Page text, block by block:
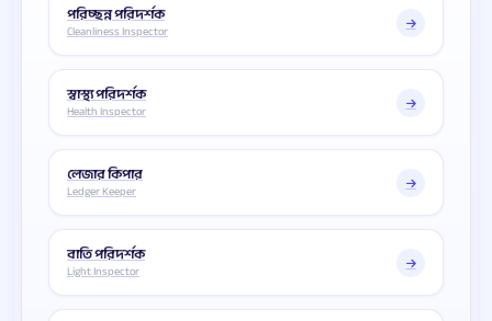
পরিচ্ছন্ন পরিদর্শক
Cleanliness Inspector
স্বাস্থ্য পরিদর্শক
Health Inspector
লেজার কিপার
Ledger Keeper
বাতি পরিদর্শক
Light Inspector